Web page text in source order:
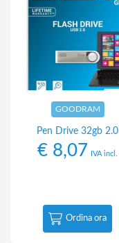
GOODRAM
Pen Drive 32gb 2.0
€ 8,07 IVA incl.
Ordina ora